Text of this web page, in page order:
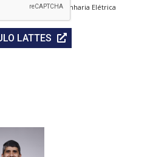
e Mestre em Engenharia Elétrica
LATTES